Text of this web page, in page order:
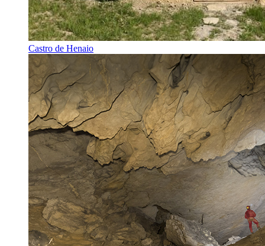
Castro de Henaio